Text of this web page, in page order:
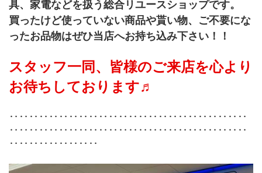
具、家電などを扱う総合リユースショップです。
買ったけど使っていない商品や貰い物、ご不要にな
ったお品物はぜひ当店へお持ち込み下さい！！
スタッフ一同、皆様のご来店を心より
お待ちしております♬
‥‥‥‥‥‥‥‥‥‥‥‥‥‥‥‥‥‥‥‥‥‥‥‥
‥‥‥‥‥‥‥‥‥‥‥‥‥‥‥‥‥‥‥‥‥‥‥‥
‥‥‥‥‥‥‥‥‥